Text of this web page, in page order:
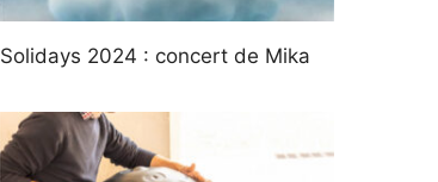
Solidays 2024 : concert de Mika